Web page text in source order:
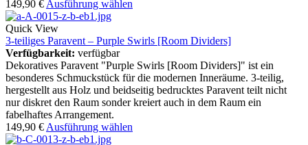
149,90 € Ausführung wählen
Quick View
3-teiliges Paravent – Purple Swirls [Room Dividers]
Verfügbarkeit: verfügbar
Dekoratives Paravent "Purple Swirls [Room Dividers]" ist ein
besonderes Schmuckstück für die modernen Inneräume. 3-teilig,
hergestellt aus Holz und beidseitig bedrucktes Paravent teilt nicht
nur diskret den Raum sonder kreiert auch in dem Raum ein
fabelhaftes Arrangement.
149,90 € Ausführung wählen